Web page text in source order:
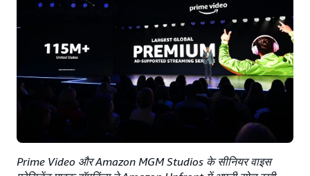
Prime Video और Amazon MGM Studios के सीनियर वाइस